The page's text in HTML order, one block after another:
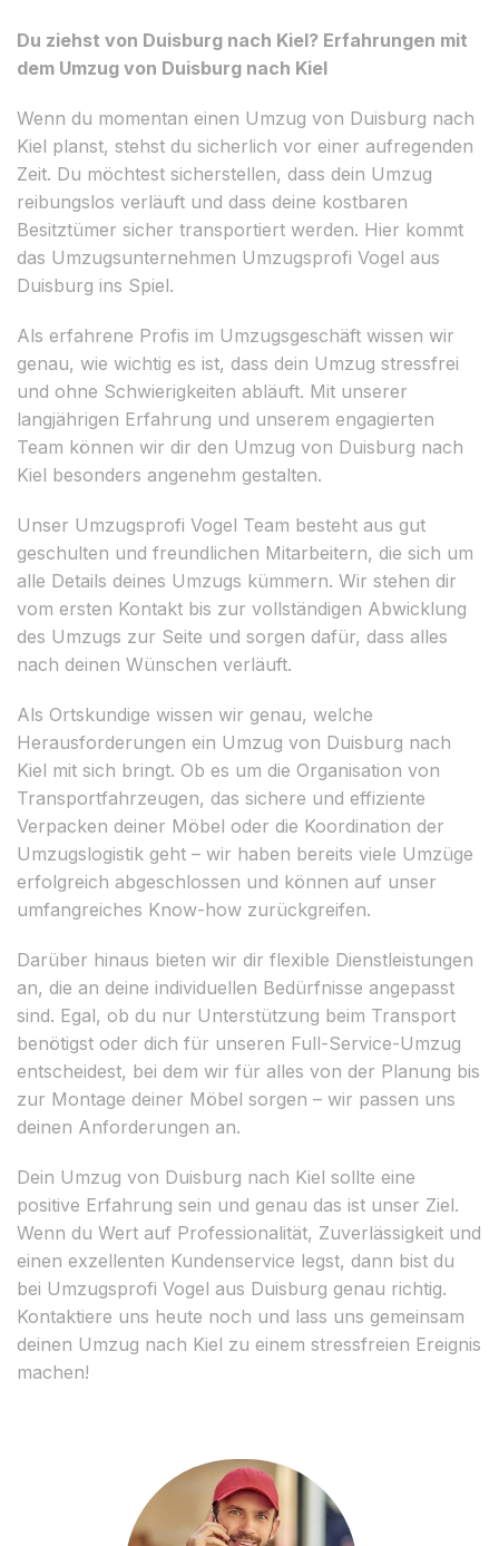
Du ziehst von Duisburg nach Kiel? Erfahrungen mit
dem Umzug von Duisburg nach Kiel
Wenn du momentan einen Umzug von Duisburg nach
Kiel planst, stehst du sicherlich vor einer aufregenden
Zeit. Du möchtest sicherstellen, dass dein Umzug
reibungslos verläuft und dass deine kostbaren
Besitztümer sicher transportiert werden. Hier kommt
das Umzugsunternehmen Umzugsprofi Vogel aus
Duisburg ins Spiel.
Als erfahrene Profis im Umzugsgeschäft wissen wir
genau, wie wichtig es ist, dass dein Umzug stressfrei
und ohne Schwierigkeiten abläuft. Mit unserer
langjährigen Erfahrung und unserem engagierten
Team können wir dir den Umzug von Duisburg nach
Kiel besonders angenehm gestalten.
Unser Umzugsprofi Vogel Team besteht aus gut
geschulten und freundlichen Mitarbeitern, die sich um
alle Details deines Umzugs kümmern. Wir stehen dir
vom ersten Kontakt bis zur vollständigen Abwicklung
des Umzugs zur Seite und sorgen dafür, dass alles
nach deinen Wünschen verläuft.
Als Ortskundige wissen wir genau, welche
Herausforderungen ein Umzug von Duisburg nach
Kiel mit sich bringt. Ob es um die Organisation von
Transportfahrzeugen, das sichere und effiziente
Verpacken deiner Möbel oder die Koordination der
Umzugslogistik geht – wir haben bereits viele Umzüge
erfolgreich abgeschlossen und können auf unser
umfangreiches Know-how zurückgreifen.
Darüber hinaus bieten wir dir flexible Dienstleistungen
an, die an deine individuellen Bedürfnisse angepasst
sind. Egal, ob du nur Unterstützung beim Transport
benötigst oder dich für unseren Full-Service-Umzug
entscheidest, bei dem wir für alles von der Planung bis
zur Montage deiner Möbel sorgen – wir passen uns
deinen Anforderungen an.
Dein Umzug von Duisburg nach Kiel sollte eine
positive Erfahrung sein und genau das ist unser Ziel.
Wenn du Wert auf Professionalität, Zuverlässigkeit und
einen exzellenten Kundenservice legst, dann bist du
bei Umzugsprofi Vogel aus Duisburg genau richtig.
Kontaktiere uns heute noch und lass uns gemeinsam
deinen Umzug nach Kiel zu einem stressfreien Ereignis
machen!